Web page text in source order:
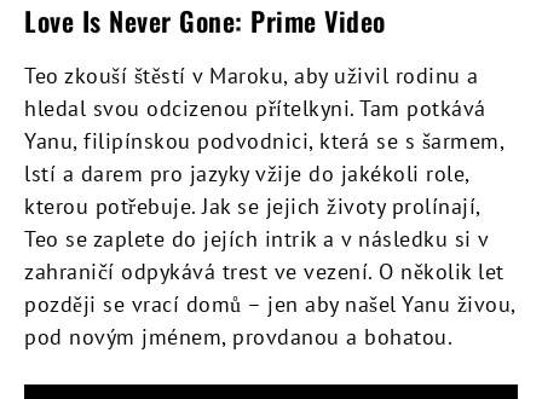
Love Is Never Gone: Prime Video
Teo zkouší štěstí v Maroku, aby uživil rodinu a
hledal svou odcizenou přítelkyni. Tam potkává
Yanu, filipínskou podvodnici, která se s šarmem,
lstí a darem pro jazyky vžije do jakékoli role,
kterou potřebuje. Jak se jejich životy prolínají,
Teo se zaplete do jejích intrik a v následku si v
zahraničí odpykává trest ve vezení. O několik let
později se vrací domů – jen aby našel Yanu živou,
pod novým jménem, provdanou a bohatou.